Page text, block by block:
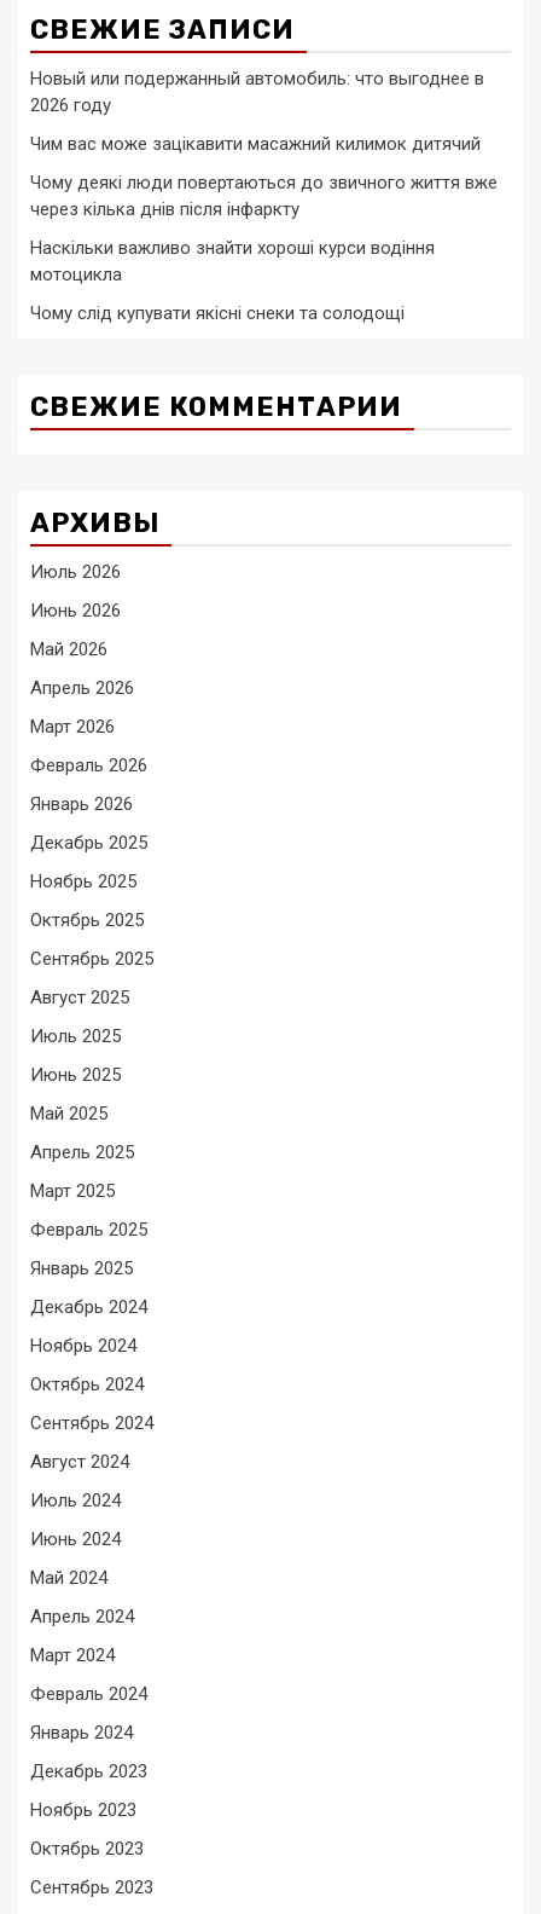
СВЕЖИЕ ЗАПИСИ
Новый или подержанный автомобиль: что выгоднее в
2026 году
Чим вас може зацікавити масажний килимок дитячий
Чому деякі люди повертаються до звичного життя вже
через кілька днів після інфаркту
Наскільки важливо знайти хороші курси водіння
мотоцикла
Чому слід купувати якісні снеки та солодощі
СВЕЖИЕ КОММЕНТАРИИ
АРХИВЫ
Июль 2026
Июнь 2026
Май 2026
Апрель 2026
Март 2026
Февраль 2026
Январь 2026
Декабрь 2025
Ноябрь 2025
Октябрь 2025
Сентябрь 2025
Август 2025
Июль 2025
Июнь 2025
Май 2025
Апрель 2025
Март 2025
Февраль 2025
Январь 2025
Декабрь 2024
Ноябрь 2024
Октябрь 2024
Сентябрь 2024
Август 2024
Июль 2024
Июнь 2024
Май 2024
Апрель 2024
Март 2024
Февраль 2024
Январь 2024
Декабрь 2023
Ноябрь 2023
Октябрь 2023
Сентябрь 2023